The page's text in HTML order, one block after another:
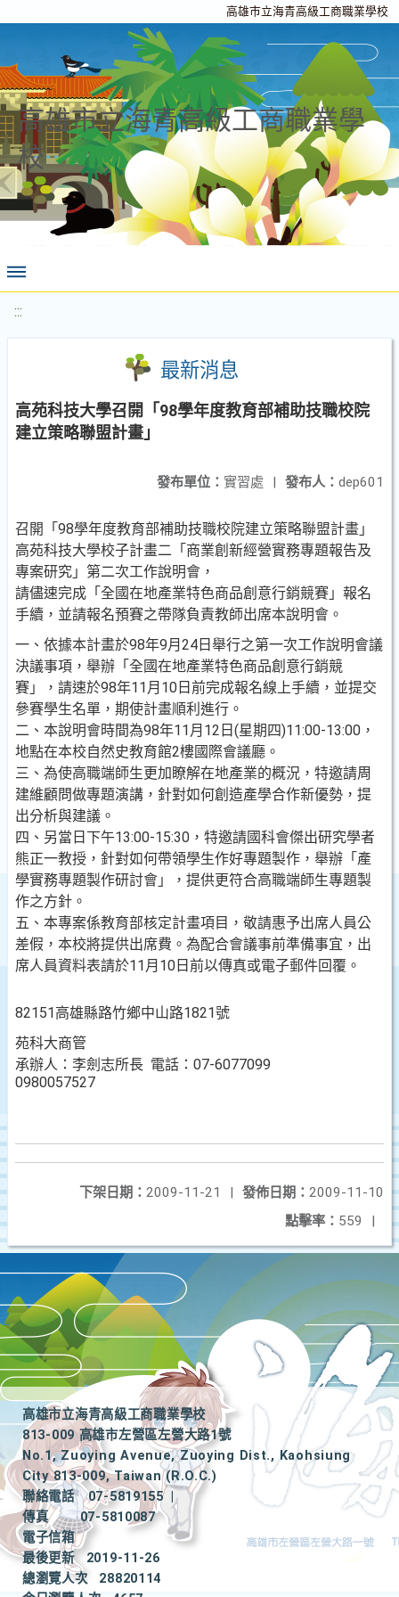
高雄市立海青高級工商職業學校
高雄市立海青高級工商職業學
校
:::
最新消息
高苑科技大學召開「98學年度教育部補助技職校院
建立策略聯盟計畫」
發布人： dep601
發布單位： 實習處 |
召開「98學年度教育部補助技職校院建立策略聯盟計畫」
高苑科技大學校子計畫二「商業創新經營實務專題報告及
專案研究」第二次工作說明會，
請儘速完成「全國在地產業特色商品創意行銷競賽」報名
手續，並請報名預賽之帶隊負責教師出席本說明會。
一、依據本計畫於98年9月24日舉行之第一次工作說明會議
決議事項，舉辦「全國在地產業特色商品創意行銷競
賽」，請速於98年11月10日前完成報名線上手續，並提交
參賽學生名單，期使計畫順利進行。
二、本說明會時間為98年11月12日(星期四)11:00-13:00，
地點在本校自然史教育館2樓國際會議廳。
三、為使高職端師生更加瞭解在地產業的概況，特邀請周
建維顧問做專題演講，針對如何創造產學合作新優勢，提
出分析與建議。
四、另當日下午13:00-15:30，特邀請國科會傑出研究學者
熊正一教授，針對如何帶領學生作好專題製作，舉辦「產
學實務專題製作研討會」，提供更符合高職端師生專題製
作之方針。
五、本專案係教育部核定計畫項目，敬請惠予出席人員公
差假，本校將提供出席費。為配合會議事前準備事宜，出
席人員資料表請於11月10日前以傳真或電子郵件回覆。
82151高雄縣路竹鄉中山路1821號
苑科大商管
承辦人：李劍志所長 電話：07-6077099
0980057527
發佈日期： 2009-11-10
下架日期： 2009-11-21
|
點擊率： 559 |
高雄市立海青高級工商職業學校
813-009 高雄市左營區左營大路1號
No.1, Zuoying Avenue, Zuoying Dist., Kaohsiung
City 813-009, Taiwan (R.O.C.)
聯絡電話
07-5819155
|
傳真
07-5810087
電子信箱
最後更新
2019-11-26
總瀏覽人次
28820114